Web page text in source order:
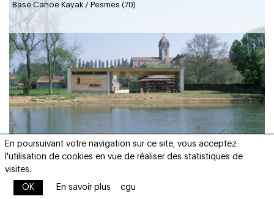
Base Canoe Kayak / Pesmes (70)
En poursuivant votre navigation sur ce site, vous acceptez
l'utilisation de cookies en vue de réaliser des statistiques de
visites.
OK En savoir plus cgu